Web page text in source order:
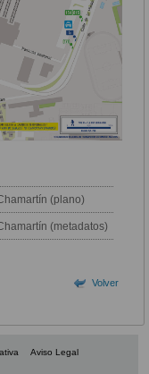
(plano)
(metadatos)
Volver
Aviso Legal